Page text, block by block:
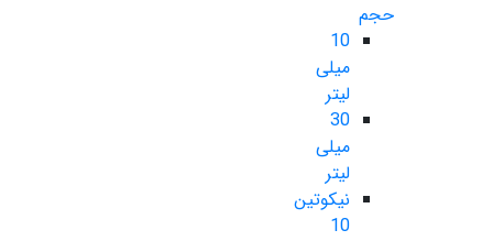
حجم
10
میلی
لیتر
30
میلی
لیتر
نیکوتین
10